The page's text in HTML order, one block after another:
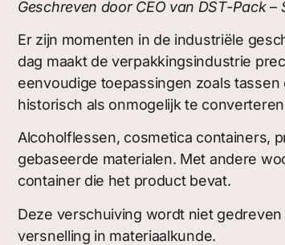
Geschreven door CEO van DST-Pack –
Er zijn momenten in de industriële
dag maakt de verpakkingsindustrie
eenvoudige toepassingen zoals
historisch als onmogelijk te
Alcoholflessen, cosmetica containers,
gebaseerde materialen. Met andere
container die het product bevat.
Deze verschuiving wordt niet
versnelling in materiaalkunde.